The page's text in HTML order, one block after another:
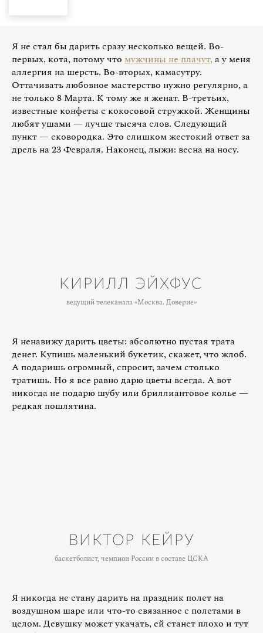
Я не стал бы дарить сразу несколько вещей. Во-
первых, кота, потому что мужчины не плачут, а у меня
аллергия на шерсть. Во-вторых, камасутру.
Оттачивать любовное мастерство нужно регулярно, а
не только 8 Марта. К тому же я женат. В-третьих,
известные конфеты с кокосовой стружкой. Женщины
любят ушами — лучше тысяча слов. Следующий
пункт — сковородка. Это слишком жестокий ответ за
дрель на 23 Февраля. Наконец, лыжи: весна на носу.
КИРИЛЛ ЭЙХФУС
ведущий телеканала «Москва. Доверие»
Я ненавижу дарить цветы: абсолютно пустая трата
денег. Купишь маленький букетик, скажет, что жлоб.
А подаришь огромный, спросит, зачем столько
тратишь. Но я все равно дарю цветы всегда. А вот
никогда не подарю шубу или бриллиантовое колье —
редкая пошлятина.
ВИКТОР КЕЙРУ
баскетболист, чемпион России в составе ЦСКА
Я никогда не стану дарить на праздник полет на
воздушном шаре или что-то связанное с полетами в
целом. Девушку может укачать, ей станет плохо и тут